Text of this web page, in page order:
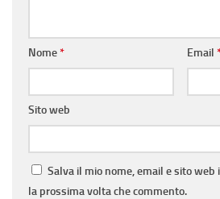
Nome* Email
Sito web
Salva il mio nome, email e sito
la prossima volta che commento.